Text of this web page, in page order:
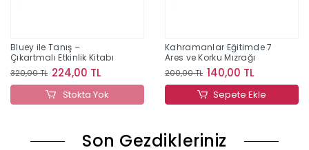
Bluey ile Tanış –
Çıkartmalı Etkinlik Kitabı
320,00 TL 224,00 TL
Stokta Yok
Kahramanlar Eğitimde 7
Ares ve Korku Mızrağı
200,00 TL 140,00 TL
Sepete Ekle
Son Gezdikleriniz